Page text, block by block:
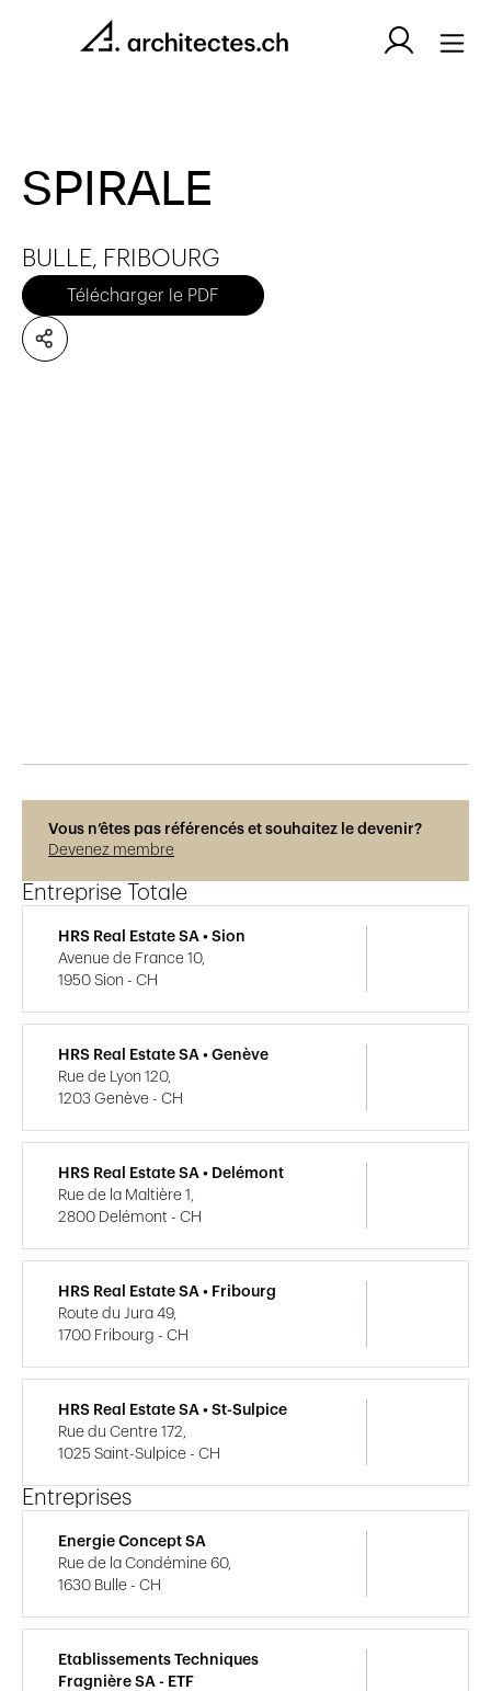
SPIRALE
BULLE, FRIBOURG
Télécharger le PDF
Vous n’êtes pas référencés et souhaitez le devenir?
Devenez membre
Entreprise Totale
HRS Real Estate SA • Sion
Avenue de France 10,
1950 Sion - CH
HRS Real Estate SA • Genève
Rue de Lyon 120,
1203 Genève - CH
HRS Real Estate SA • Delémont
Rue de la Maltière 1,
2800 Delémont - CH
HRS Real Estate SA • Fribourg
Route du Jura 49,
1700 Fribourg - CH
HRS Real Estate SA • St-Sulpice
Rue du Centre 172,
1025 Saint-Sulpice - CH
Entreprises
Energie Concept SA
Rue de la Condémine 60,
1630 Bulle - CH
Etablissements Techniques
Fragnière SA - ETF